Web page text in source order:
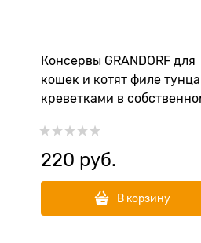
Консервы GRANDORF для
кошек и котят филе
креветками в
220 руб.
В корзину